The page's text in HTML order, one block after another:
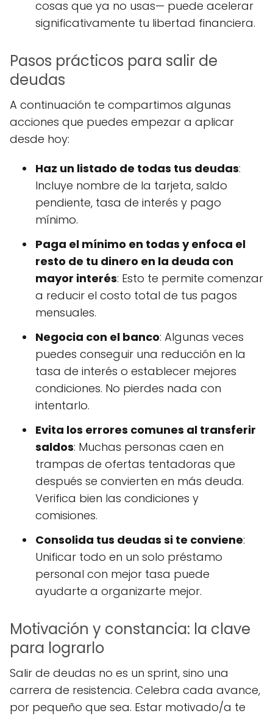
cosas que ya no usas— puede acelerar
significativamente tu libertad financiera.
Pasos prácticos para salir de
deudas
A continuación te compartimos algunas
acciones que puedes empezar a aplicar
desde hoy:
Haz un listado de todas tus deudas:
Incluye nombre de la tarjeta, saldo
pendiente, tasa de interés y pago
mínimo.
Paga el mínimo en todas y enfoca el
resto de tu dinero en la deuda con
mayor interés: Esto te permite comenzar
a reducir el costo total de tus pagos
mensuales.
Negocia con el banco: Algunas veces
puedes conseguir una reducción en la
tasa de interés o establecer mejores
condiciones. No pierdes nada con
intentarlo.
Evita los errores comunes al transferir
saldos: Muchas personas caen en
trampas de ofertas tentadoras que
después se convierten en más deuda.
Verifica bien las condiciones y
comisiones.
Consolida tus deudas si te conviene:
Unificar todo en un solo préstamo
personal con mejor tasa puede
ayudarte a organizarte mejor.
Motivación y constancia: la clave
para lograrlo
Salir de deudas no es un sprint, sino una
carrera de resistencia. Celebra cada avance,
por pequeño que sea. Estar motivado/a te